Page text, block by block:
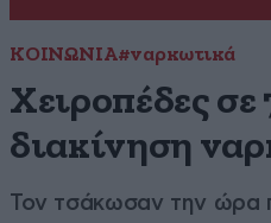
ΚΟΙΝΩΝΙΑ#ναρκωτικά
Χειροπέδες σε
διακίνηση
Τον τσάκωσαν την ώρα